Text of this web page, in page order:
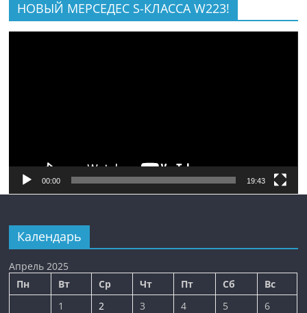
НОВЫЙ МЕРСЕДЕС S-КЛАССА W223!
00:00 19:43
Календарь
Апрель 2025
Пн
Вт Ср Чт Пт Сб
Вс
1
2 3 4 5
6